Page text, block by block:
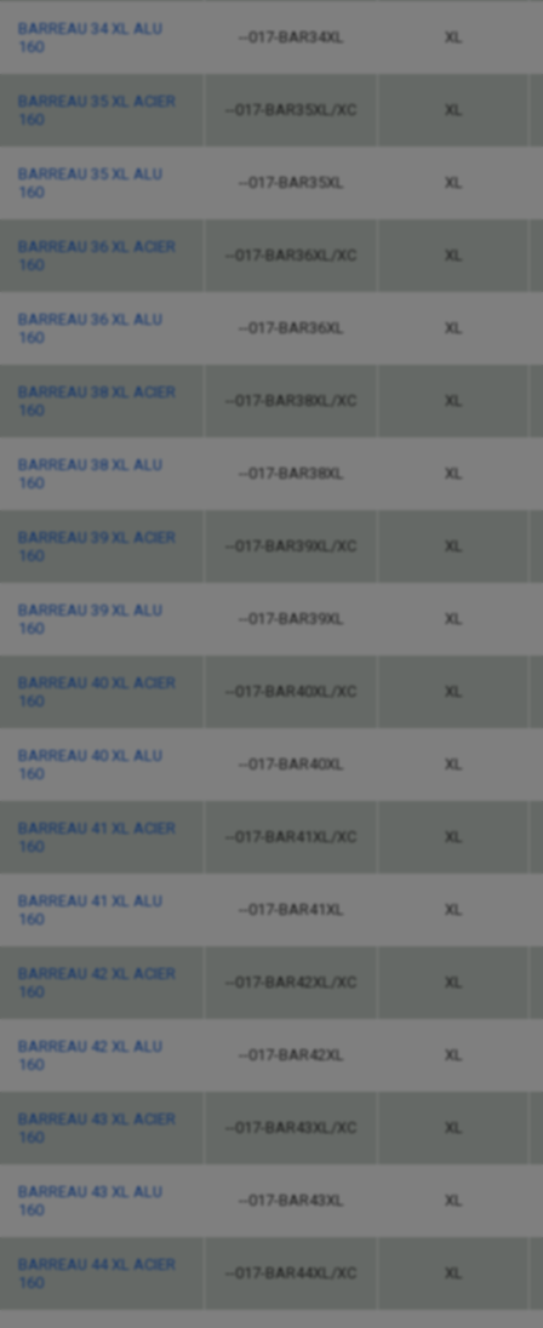
BARREAU 34 XL ALU
160
--017-BAR34XL XL
BARREAU 35 XL ACIER
160
--017-BAR35XL/XC XL
BARREAU 35 XL ALU
160
--017-BAR35XL XL
BARREAU 36 XL ACIER
160
--017-BAR36XL/XC XL
BARREAU 36 XL ALU
160
--017-BAR36XL XL
BARREAU 38 XL ACIER
160
--017-BAR38XL/XC XL
BARREAU 38 XL ALU
160
--017-BAR38XL XL
BARREAU 39 XL ACIER
160
--017-BAR39XL/XC XL
BARREAU 39 XL ALU
160
--017-BAR39XL XL
BARREAU 40 XL ACIER
160
--017-BAR40XL/XC XL
BARREAU 40 XL ALU
160
--017-BAR40XL XL
BARREAU 41 XL ACIER
160
--017-BAR41XL/XC XL
BARREAU 41 XL ALU
160
--017-BAR41XL XL
BARREAU 42 XL ACIER
160
--017-BAR42XL/XC XL
BARREAU 42 XL ALU
160
--017-BAR42XL XL
BARREAU 43 XL ACIER
160
--017-BAR43XL/XC XL
BARREAU 43 XL ALU
160
--017-BAR43XL XL
BARREAU 44 XL ACIER
160
--017-BAR44XL/XC XL